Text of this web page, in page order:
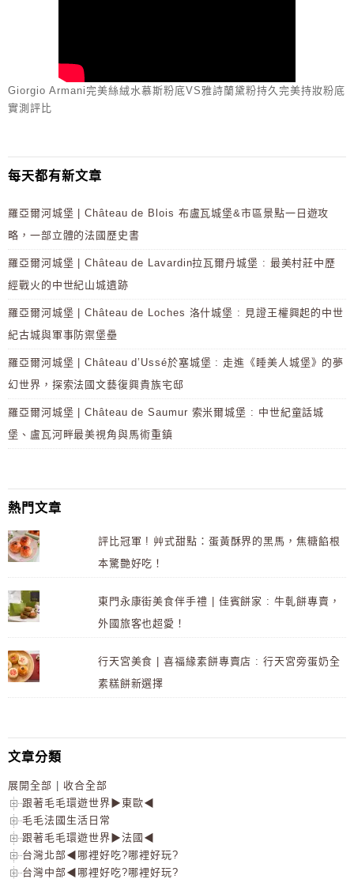
Giorgio Armani完美絲絨水慕斯粉底VS雅詩蘭黛粉持久完美持妝粉底
實測評比
每天都有新文章
羅亞爾河城堡 | Château de Blois 布盧瓦城堡&市區景點一日遊攻
略，一部立體的法國歷史書
羅亞爾河城堡 | Château de Lavardin拉瓦爾丹城堡 : 最美村莊中歷
經戰火的中世紀山城遺跡
羅亞爾河城堡 | Château de Loches 洛什城堡 : 見證王權興起的中世
紀古城與軍事防禦堡壘
羅亞爾河城堡 | Château d’Ussé於塞城堡 : 走進《睡美人城堡》的夢
幻世界，探索法國文藝復興貴族宅邸
羅亞爾河城堡 | Château de Saumur 索米爾城堡 : 中世紀童話城
堡、盧瓦河畔最美視角與馬術重鎮
熱門文章
評比冠軍 ! 艸式甜點：蛋黃酥界的黑馬，焦糖餡根
本驚艷好吃！
東門永康街美食伴手禮 | 佳賓餅家 : 牛軋餅專賣，
外國旅客也超愛！
行天宮美食 | 喜福緣素餅專賣店 : 行天宮旁蛋奶全
素糕餅新選擇
文章分類
展開全部
收合全部
跟著毛毛環遊世界▶東歐◀
毛毛法國生活日常
跟著毛毛環遊世界▶法國◀
台灣北部◀哪裡好吃?哪裡好玩?
台灣中部◀哪裡好吃?哪裡好玩?